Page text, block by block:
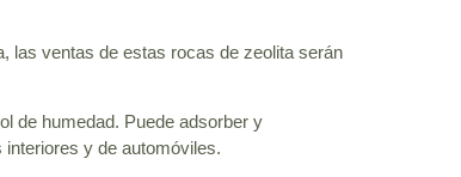
las ventas de estas rocas de zeolita serán
de humedad. Puede adsorber y
y de automóviles.